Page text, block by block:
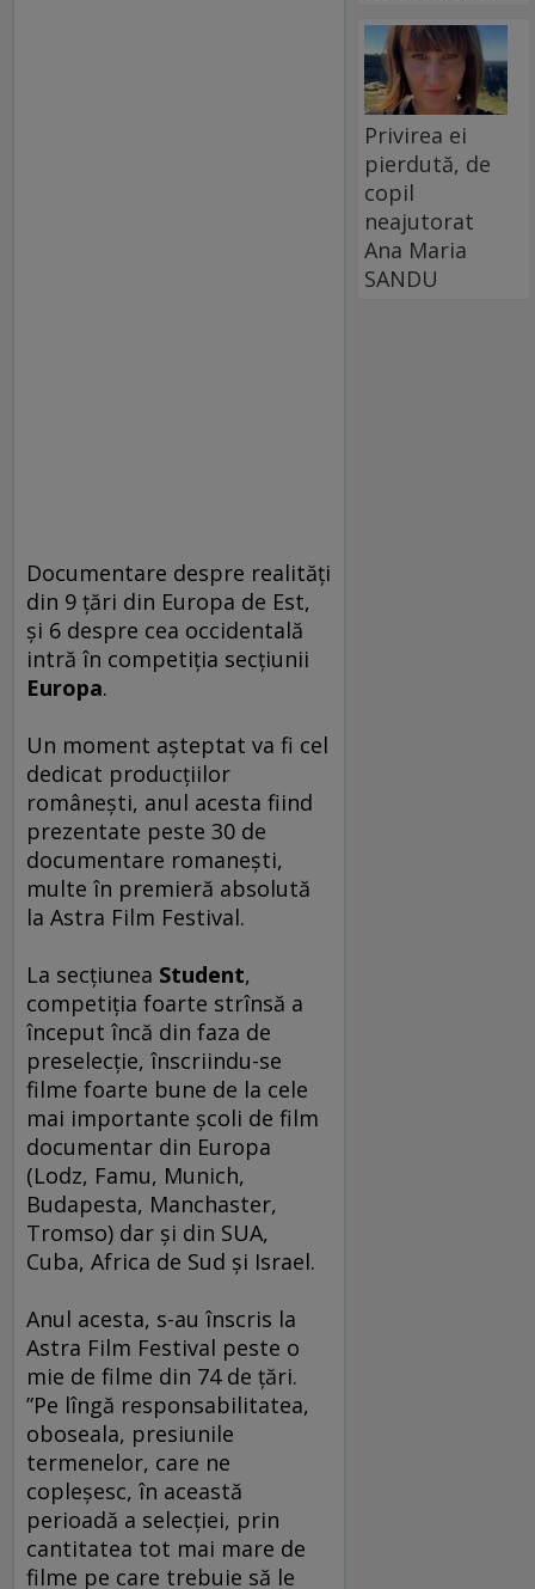
Documentare despre realități
din 9 țări din Europa de Est,
și 6 despre cea occidentală
intră în competiția secțiunii
Europa.
Un moment așteptat va fi cel
dedicat producţiilor
românești, anul acesta fiind
prezentate peste 30 de
documentare romanești,
multe în premieră absolută
la Astra Film Festival.
La secţiunea Student,
competiția foarte strînsă a
început încă din faza de
preselecție, înscriindu-se
filme foarte bune de la cele
mai importante școli de film
documentar din Europa
(Lodz, Famu, Munich,
Budapesta, Manchaster,
Tromso) dar și din SUA,
Cuba, Africa de Sud şi Israel.
Anul acesta, s-au înscris la
Astra Film Festival peste o
mie de filme din 74 de țări.
”Pe lîngă responsabilitatea,
oboseala, presiunile
termenelor, care ne
copleșesc, în această
perioadă a selecției, prin
cantitatea tot mai mare de
filme pe care trebuie să le
Privirea ei
pierdută, de
copil
neajutorat
Ana Maria
SANDU